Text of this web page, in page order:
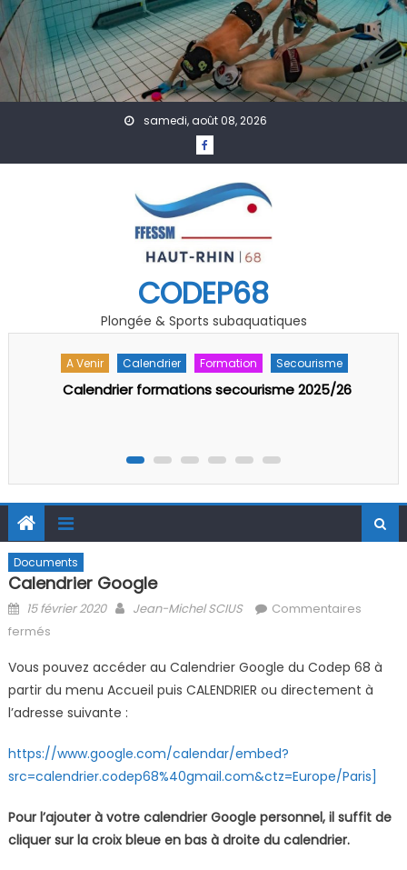
Skip to content
samedi, août 08, 2026
CODEP68
Plongée & Sports subaquatiques
A Venir Actualités Formation Technique
Inscriptions Examen et Stage initial initiateurs 2025-
Documents
Calendrier Google
Posted on
15 février 2020 Author
Jean-Michel SCIUS
Commentaires
fermés
Vous pouvez accéder au Calendrier Google du Codep 68 à
partir du menu Accueil puis CALENDRIER ou directement à
l’adresse suivante :
https://www.google.com/calendar/embed?
src=calendrier.codep68%40gmail.com&ctz=Europe/Paris]
Pour l’ajouter à votre calendrier Google personnel, il suffit de
cliquer sur la croix bleue en bas à droite du calendrier.